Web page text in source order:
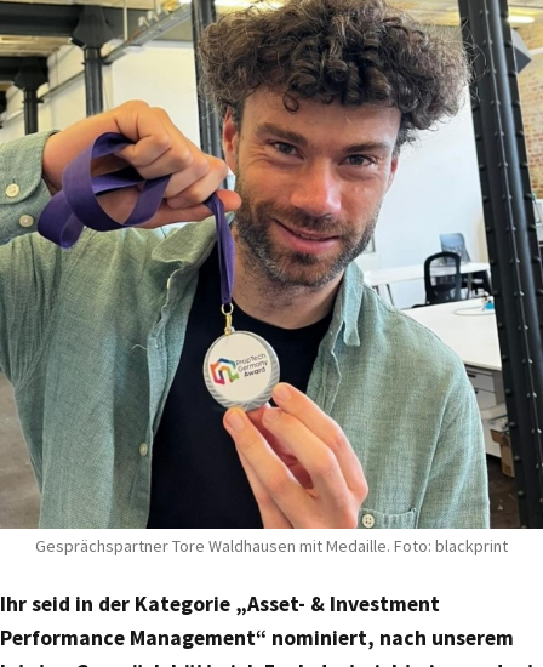
Gesprächspartner Tore Waldhausen mit Medaille. Foto: blackprint
Ihr seid in der Kategorie „Asset- & Investment
Performance Management“ nominiert, nach unserem